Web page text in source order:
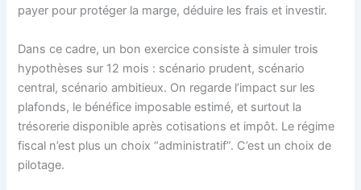
payer pour protéger la marge, déduire les frais et investir.
Dans ce cadre, un bon exercice consiste à simuler trois
hypothèses sur 12 mois : scénario prudent, scénario
central, scénario ambitieux. On regarde l’impact sur les
plafonds, le bénéfice imposable estimé, et surtout la
trésorerie disponible après cotisations et impôt. Le régime
fiscal n’est plus un choix “administratif”. C’est un choix de
pilotage.